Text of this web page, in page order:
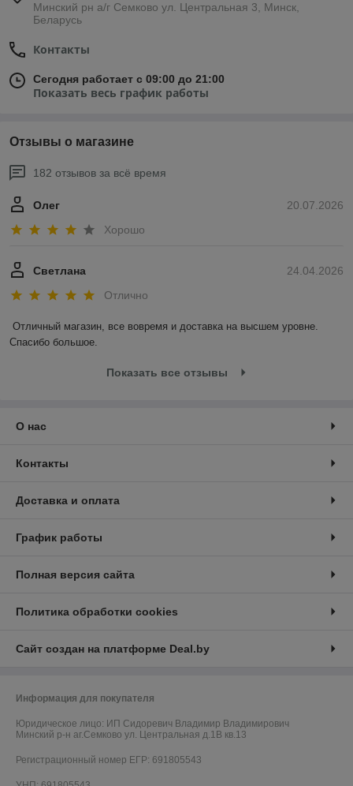
Минский рн а/г Семково ул. Центральная 3, Минск,
Беларусь
Контакты
Сегодня работает с 09:00 до 21:00
Показать весь график работы
Отзывы о магазине
182 отзывов за всё время
20.07.2026
Олег
Хорошо
24.04.2026
Светлана
Отлично
Отличный магазин, все вовремя и доставка на высшем уровне.
Спасибо большое.
Показать все отзывы
О нас
Контакты
Доставка и оплата
График работы
Полная версия сайта
Политика обработки cookies
Сайт создан на платформе Deal.by
Информация для покупателя
Юридическое лицо: ИП Сидоревич Владимир Владимирович
Минский р-н аг.Семково ул. Центральная д.1В кв.13
Регистрационный номер ЕГР: 691805543